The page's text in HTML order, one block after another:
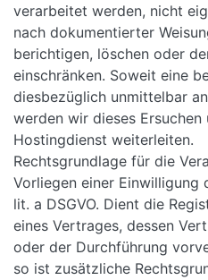
verarbeitet werden, nicht
nach dokumentierter
berichtigen, löschen oder
einschränken. Soweit eine
diesbezüglich unmittelbar
werden wir dieses
Hostingdienst weiterleiten.
Rechtsgrundlage für die
Vorliegen einer Einwilligung
lit. a DSGVO. Dient die
eines Vertrages, dessen
oder der Durchführung
so ist zusätzliche